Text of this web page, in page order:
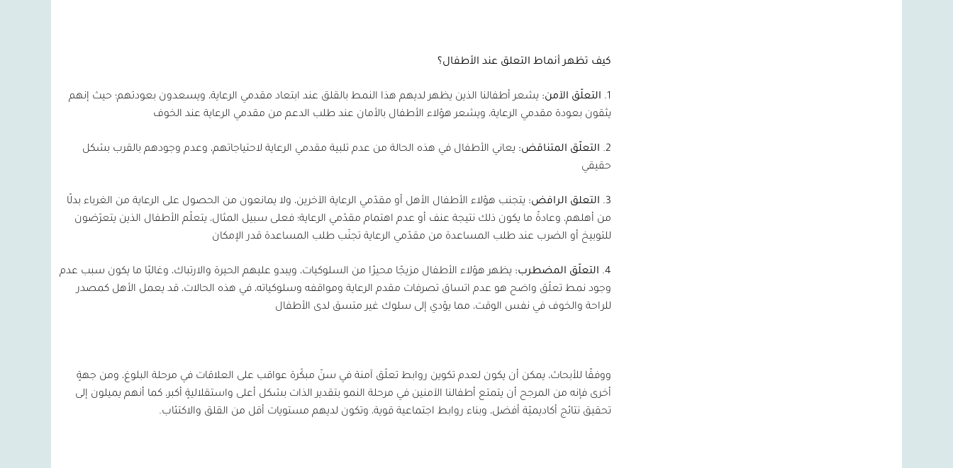
كيف تظهر أنماط التعلق عند الأطفال؟
1. التعلّق الآمن: يشعر أطفالنا الذين يظهر لديهم هذا النمط بالقلق عند ابتعاد مقدمي الرعاية، ويسعدون بعودتهم؛ حيث إنهم
يثقون بعودة مقدمي الرعاية، ويشعر هؤلاء الأطفال بالأمان عند طلب الدعم من مقدمي الرعاية عند الخوف
2. التعلّق المتناقض: يعاني الأطفال في هذه الحالة من عدم تلبية مقدمي الرعاية لاحتياجاتهم، وعدم وجودهم بالقرب بشكل
حقيقي
3. التعلق الرافض: يتجنب هؤلاء الأطفال الأهل أو مقدّمي الرعاية الآخرين، ولا يمانعون من الحصول على الرعاية من الغرباء بدلًا
من أهلهم، وعادةً ما يكون ذلك نتيجة عنف أو عدم اهتمام مقدّمي الرعاية؛ فعلى سبيل المثال، يتعلّم الأطفال الذين يتعرّضون
للتوبيخ أو الضرب عند طلب المساعدة من مقدّمي الرعاية تجنّب طلب المساعدة قدر الإمكان
4. التعلّق المضطرب: يظهر هؤلاء الأطفال مزيجًا محيرًا من السلوكيات، ويبدو عليهم الحيرة والارتباك، وغالبًا ما يكون سبب عدم
وجود نمط تعلّق واضح هو عدم اتساق تصرفات مقدم الرعاية ومواقفه وسلوكياته، في هذه الحالات، قد يعمل الأهل كمصدر
للراحة والخوف في نفس الوقت، مما يؤدي إلى سلوك غير متسق لدى الأطفال
ووفقًا للأبحاث، يمكن أن يكون لعدم تكوين روابط تعلّق آمنة في سنّ مبكّرة عواقب على العلاقات في مرحلة البلوغ، ومن جهةٍ
أخرى فإنه من المرجح أن يتمتع أطفالنا الآمنين في مرحلة النمو بتقدير الذات بشكل أعلى واستقلاليةٍ أكبر، كما أنهم يميلون إلى
تحقيق نتائج أكاديميّة أفضل، وبناء روابط اجتماعية قوية، وتكون لديهم مستويات أقل من القلق والاكتئاب.